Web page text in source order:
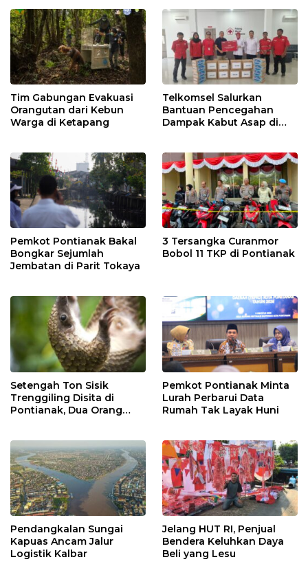
Tim Gabungan Evakuasi
Orangutan dari Kebun
Warga di Ketapang
Telkomsel Salurkan
Bantuan Pencegahan
Dampak Kabut Asap di
Pemkot Pontianak Bakal
Bongkar Sejumlah
Jembatan di Parit Tokaya
3 Tersangka Curanmor
Bobol 11 TKP di Pontianak
Setengah Ton Sisik
Trenggiling Disita di
Pontianak, Dua Orang
Pemkot Pontianak Minta
Lurah Perbarui Data
Rumah Tak Layak Huni
Pendangkalan Sungai
Kapuas Ancam Jalur
Logistik Kalbar
Jelang HUT RI, Penjual
Bendera Keluhkan Daya
Beli yang Lesu